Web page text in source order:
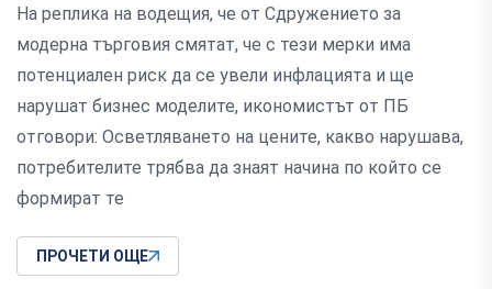
На реплика на водещия, че от Сдружението за
модерна търговия смятат, че с тези мерки има
потенциален риск да се увели инфлацията и ще
нарушат бизнес моделите, икономистът от ПБ
отговори: Осветляването на цените, какво нарушава,
потребителите трябва да знаят начина по който се
формират те
ПРОЧЕТИ ОЩЕ